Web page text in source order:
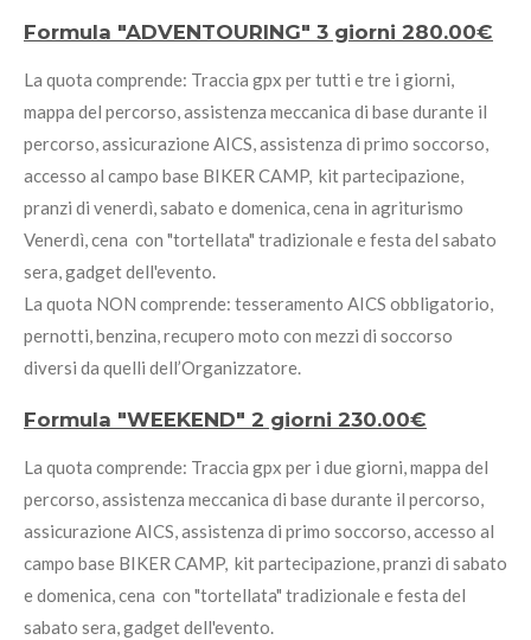
Formula "ADVENTOURING" 3 giorni 280.00€
La quota comprende: Traccia gpx per tutti e tre i giorni,
mappa del percorso, assistenza meccanica di base durante il
percorso, assicurazione AICS, assistenza di primo soccorso,
accesso al campo base BIKER CAMP, kit partecipazione,
pranzi di venerdì, sabato e domenica, cena in agriturismo
Venerdì, cena con "tortellata" tradizionale e festa del sabato
sera, gadget dell'evento.
La quota NON comprende: tesseramento AICS obbligatorio,
pernotti, benzina, recupero moto con mezzi di soccorso
diversi da quelli dell’Organizzatore.
Formula "WEEKEND" 2 giorni 230.00€
La quota comprende: Traccia gpx per i due giorni, mappa del
percorso, assistenza meccanica di base durante il percorso,
assicurazione AICS, assistenza di primo soccorso, accesso al
campo base BIKER CAMP, kit partecipazione, pranzi di sabato
e domenica, cena con "tortellata" tradizionale e festa del
sabato sera, gadget dell'evento.